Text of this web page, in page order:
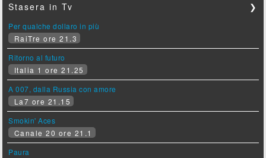
Stasera in Tv ❯
Per qualche dollaro in più
RaiTre ore 21.3
Ritorno al futuro
Italia 1 ore 21.25
A 007, dalla Russia con amore
La7 ore 21.15
Smokin' Aces
Canale 20 ore 21.1
Paura